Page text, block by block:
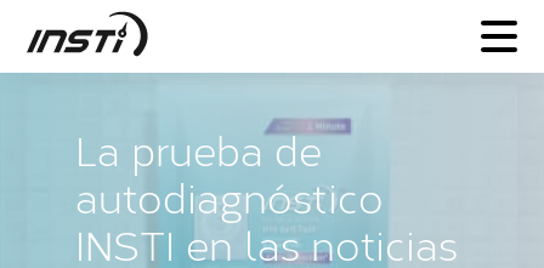
La prueba de
autodiagnóstico
INSTI en las noticias